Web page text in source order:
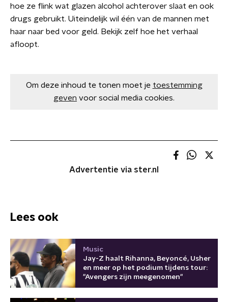
hoe ze flink wat glazen alcohol achterover slaat en ook
drugs gebruikt. Uiteindelijk wil één van de mannen met
haar naar bed voor geld. Bekijk zelf hoe het verhaal
afloopt.
Om deze inhoud te tonen moet je toestemming
geven voor social media cookies.
Advertentie via ster.nl
Lees ook
Music
Jay-Z haalt Rihanna, Beyoncé, Usher
en meer op het podium tijdens tour:
"Avengers zijn meegenomen"